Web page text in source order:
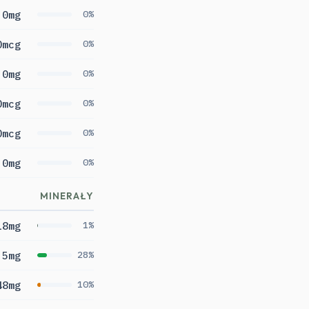
0mg 0%
0%
0mg 0%
0%
0%
0mg 0%
MINERAŁY
1%
5mg 28%
10%